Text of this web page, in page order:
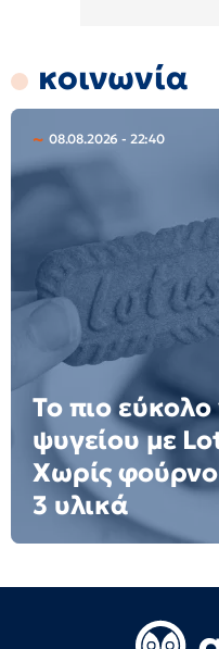
κοινωνία
08.08.2026 - 22:40
Το πιο
ψυγείου με
Χωρίς
3 υλικά